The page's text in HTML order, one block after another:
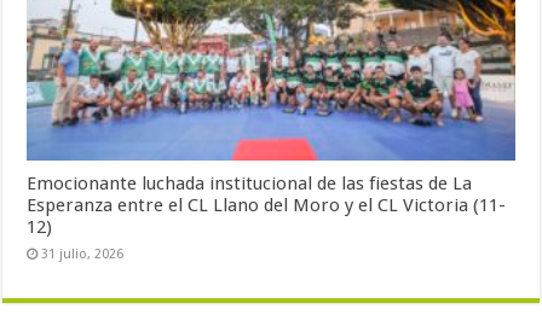
Emocionante luchada institucional de las fiestas de La
Esperanza entre el CL Llano del Moro y el CL Victoria (11-
12)
31 julio, 2026